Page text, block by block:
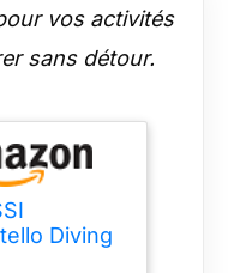
USB à un
Logiciel
de
Donatello est
en Italie par
une marque
vos activités
sans détour.
Diving